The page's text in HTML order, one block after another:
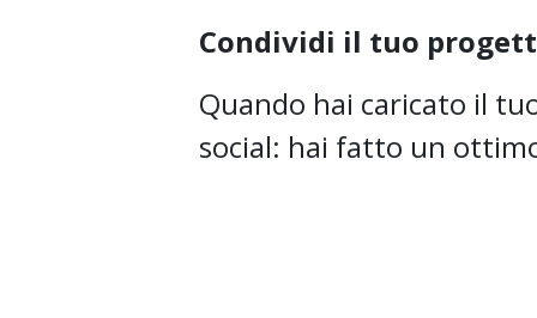
Condividi il tuo
Quando hai caricato il
social: hai fatto un